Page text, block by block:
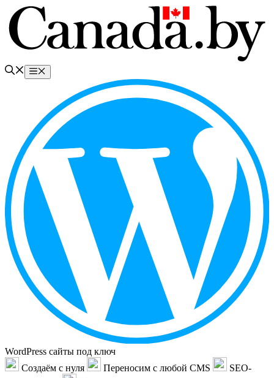
Перейти
содержимому
Меню
WordPress сайты под ключ
Создаём с нуля
Переносим с любой CMS
SEO-